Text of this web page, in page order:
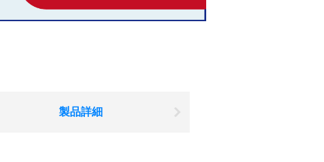
製品詳細